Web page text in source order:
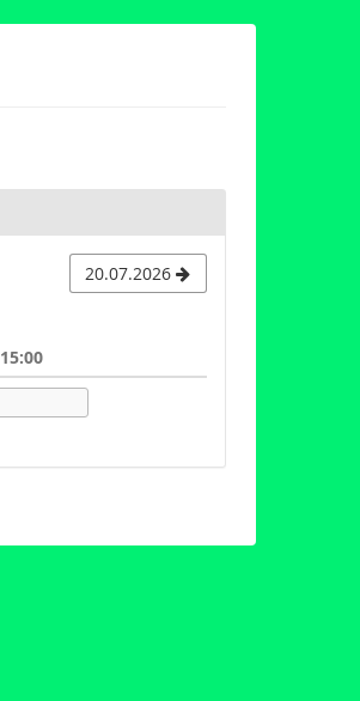
20.07.2026
15:00